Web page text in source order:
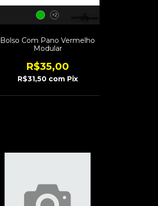
+2
Bolso Com Pano Vermelho
Modular
R$35,00
R$31,50 com Pix